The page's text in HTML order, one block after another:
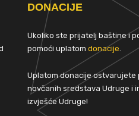
DONACIJE
Ukoliko ste prijatelj baštine i
pomoći uplatom donacije.
Uplatom donacije
novčanih sredstava Udruge i
izvješće Udruge!